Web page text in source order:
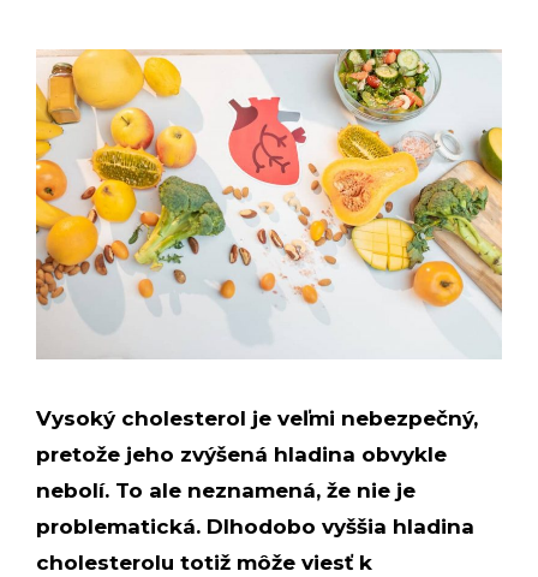
Vysoký cholesterol je veľmi nebezpečný,
pretože jeho zvýšená hladina obvykle
nebolí. To ale neznamená, že nie je
problematická. Dlhodobo vyššia hladina
cholesterolu totiž môže viesť k